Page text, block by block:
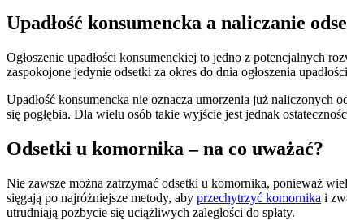
Upadłość konsumencka a naliczanie
Ogłoszenie upadłości konsumenckiej to jedno z potencjalnych
zaspokojone jedynie odsetki za okres do dnia ogłoszenia
Upadłość konsumencka nie oznacza umorzenia już naliczonych
się pogłębia. Dla wielu osób takie wyjście jest jednak
Odsetki u komornika – na co uważać?
Nie zawsze można zatrzymać odsetki u komornika, ponieważ
sięgają po najróżniejsze metody, aby przechytrzyć komornika i
utrudniają pozbycie się uciążliwych zaległości do spłaty.